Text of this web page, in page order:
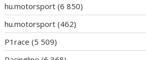
hu.motorsport (6 850)
hu.motorsport (462)
P1race (5 509)